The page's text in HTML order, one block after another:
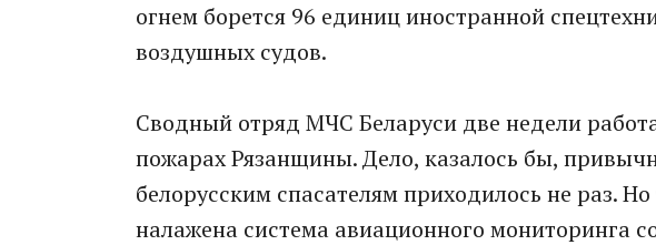
огнем борется 96 единиц иностранной
воздушных судов.
Сводный отряд МЧС Беларуси две недели
пожарах Рязанщины. Дело, казалось бы,
белорусским спасателям приходилось не раз.
налажена система авиационного мониторинга